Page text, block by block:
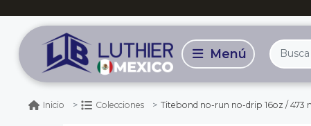
Inicio Colecciones Titebond no-run no-drip 16oz / 473